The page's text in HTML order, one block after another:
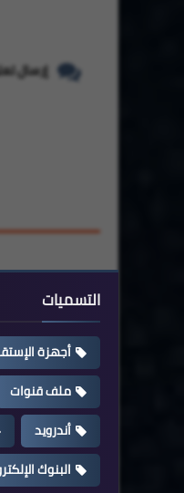
إرسال
التسميات
أجهزة
ملف قنوات
أندرويد
البنوك